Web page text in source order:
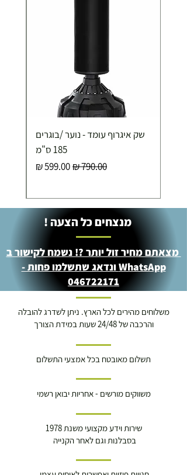
שק איגרוף עומד - נוער /בוגרים
185 ס"מ
מחיר רגילמחיר מבצע
מנצחים כל הצעה !
מצאתם מחיר זול יותר ?! נשמח לקישור ב
WhatsApp ונדאג שתשלמו פחות -
046722171
משלוחים מהירים לכל הארץ. ניתן לשדרג להובלה
והרכבה של 24/48 שעות במידת הצורך
תשלום מאובטח בכל אמצעי התשלום
משווקים מורשים - אחריות יבואן רשמי
שירות וידע מקצועי משנת 1978
בסבלנות וגם לאחר הקנייה